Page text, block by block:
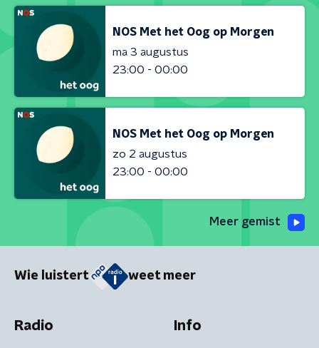
NOS Met het Oog op Morgen
ma 3 augustus
23:00 - 00:00
NOS Met het Oog op Morgen
zo 2 augustus
23:00 - 00:00
Meer gemist
Wie luistert weet meer
Radio Info